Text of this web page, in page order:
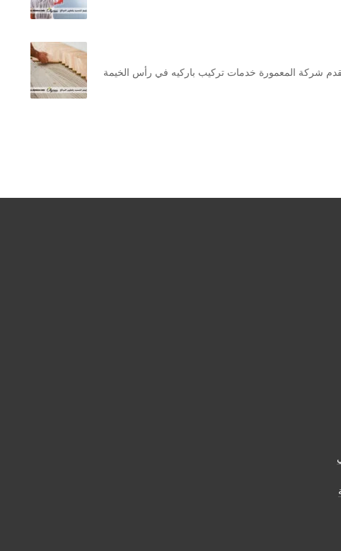
شركة المعمورة خدمات تركيب باركيه في رأس الخيمة